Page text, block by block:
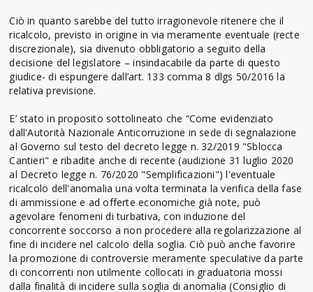
Ciò in quanto sarebbe del tutto irragionevole ritenere che il
ricalcolo, previsto in origine in via meramente eventuale (recte
discrezionale), sia divenuto obbligatorio a seguito della
decisione del legislatore – insindacabile da parte di questo
giudice- di espungere dall’art. 133 comma 8 dlgs 50/2016 la
relativa previsione.
E’ stato in proposito sottolineato che “Come evidenziato
dall'Autorità Nazionale Anticorruzione in sede di segnalazione
al Governo sul testo del decreto legge n. 32/2019 "Sblocca
Cantieri" e ribadite anche di recente (audizione 31 luglio 2020
al Decreto legge n. 76/2020 "Semplificazioni") l'eventuale
ricalcolo dell'anomalia una volta terminata la verifica della fase
di ammissione e ad offerte economiche già note, può
agevolare fenomeni di turbativa, con induzione del
concorrente soccorso a non procedere alla regolarizzazione al
fine di incidere nel calcolo della soglia. Ciò può anche favorire
la promozione di controversie meramente speculative da parte
di concorrenti non utilmente collocati in graduatoria mossi
dalla finalità di incidere sulla soglia di anomalia (Consiglio di